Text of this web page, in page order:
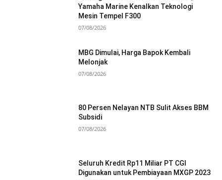
Yamaha Marine Kenalkan Teknologi
Mesin Tempel F300
07/08/2026
MBG Dimulai, Harga Bapok Kembali
Melonjak
07/08/2026
80 Persen Nelayan NTB Sulit Akses BBM
Subsidi
07/08/2026
Seluruh Kredit Rp11 Miliar PT CGI
Digunakan untuk Pembiayaan MXGP 2023